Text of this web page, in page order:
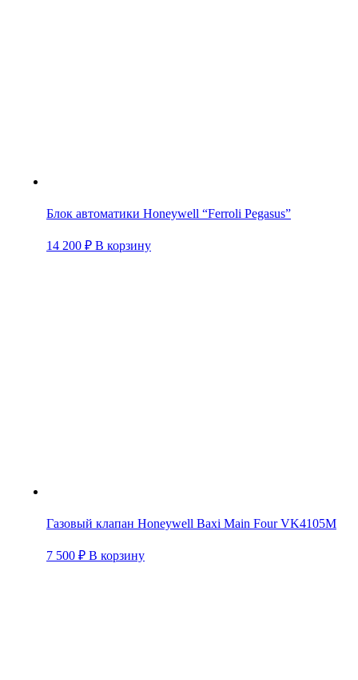
Блок автоматики Honeywell “Ferroli Pegasus”
14 200 ₽ В корзину
Газовый клапан Honeywell Baxi Main Four VK4105M
7 500 ₽ В корзину